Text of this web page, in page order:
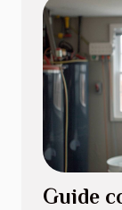
Guide